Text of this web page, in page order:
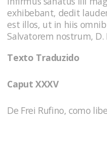
exhibebant, dedit
est illos, ut in hiis
Salvatorem nostrum,
Texto Traduzido
Caput XXXV
De Frei Rufino, como